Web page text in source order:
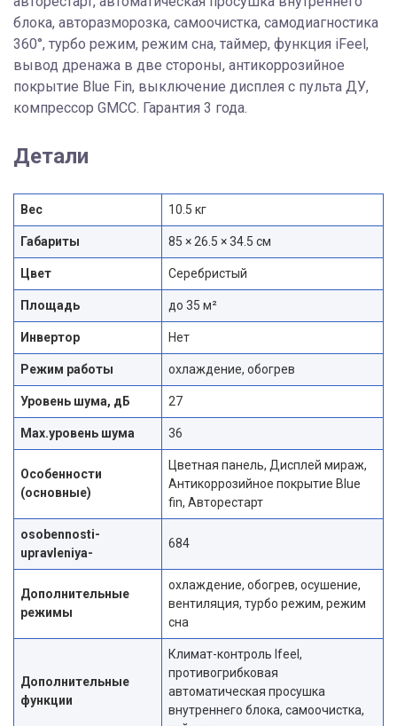
блока, авторазморозка, самоочистка, самодиагностика
360°, турбо режим, режим сна, таймер, функция iFeel,
вывод дренажа в две стороны, антикоррозийное
покрытие Blue Fin, выключение дисплея с пульта ДУ,
компрессор GMCC. Гарантия 3 года.
Детали
Вес 10.5 кг
Габариты 85 × 26.5 × 34.5 см
Цвет Серебристый
Площадь до 35 м²
Инвертор Нет
Режим работы охлаждение, обогрев
Уровень шума, дБ 27
Max.уровень шума 36
Особенности
(основные)
Цветная панель, Дисплей мираж,
Антикоррозийное покрытие Blue
fin, Авторестарт
osobennosti-
upravleniya-
684
Дополнительные
режимы
охлаждение, обогрев, осушение,
вентиляция, турбо режим, режим
сна
Дополнительные
функции
Климат-контроль Ifeel,
противогрибковая
автоматическая просушка
внутреннего блока, самоочистка,